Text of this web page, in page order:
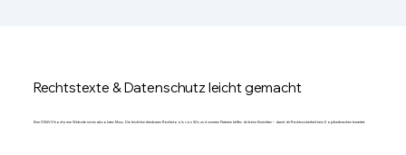
Rechtstexte & Datenschutz leicht gemacht
Eine DSGVO-konforme Website ist ein absolutes Muss. Die leicht bedienbaren Rechtstools von Wix und unseren Partnern helfen dir beim Einrichten – damit dir Rechtssicherheit kein Kopfzerbrechen bereitet.